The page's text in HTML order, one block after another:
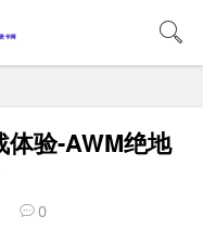
验-AWM绝地
0